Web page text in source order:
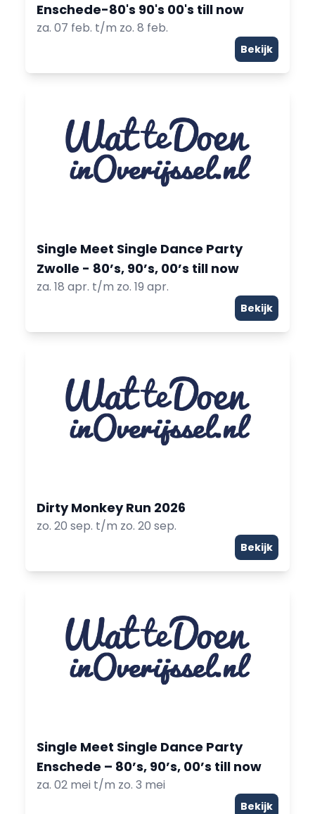
Enschede-80's 90's 00's till now
za. 07 feb. t/m zo. 8 feb.
Bekijk
Single Meet Single Dance Party
Zwolle - 80’s, 90’s, 00’s till now
za. 18 apr. t/m zo. 19 apr.
Bekijk
Dirty Monkey Run 2026
zo. 20 sep. t/m zo. 20 sep.
Bekijk
Single Meet Single Dance Party
Enschede – 80’s, 90’s, 00’s till now
za. 02 mei t/m zo. 3 mei
Bekijk